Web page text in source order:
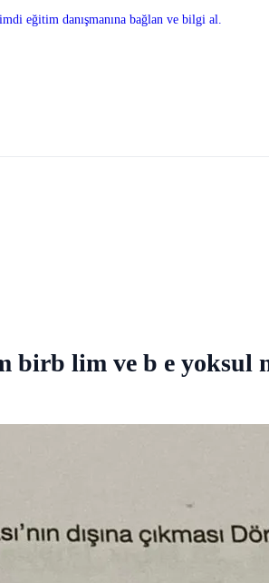
eğitim danışmanına bağlan ve bilgi al.
birb lim ve b e yoksul